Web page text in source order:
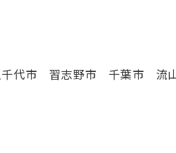
市 習志野市 千葉市 流山